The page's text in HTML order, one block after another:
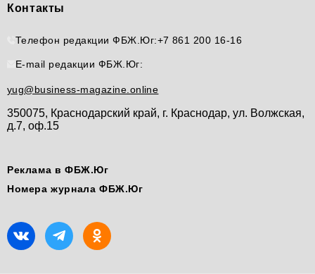
Контакты
Телефон редакции ФБЖ.Юг:+7 861 200 16-16
E-mail редакции ФБЖ.Юг:
yug@business-magazine.online
350075, Краснодарский край, г. Краснодар, ул. Волжская,
д.7, оф.15
Реклама в ФБЖ.Юг
Номера журнала ФБЖ.Юг